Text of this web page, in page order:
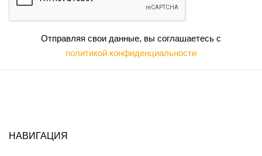
Отправляя свои данные, вы соглашаетесь с
политикой конфиденциальности
НАВИГАЦИЯ